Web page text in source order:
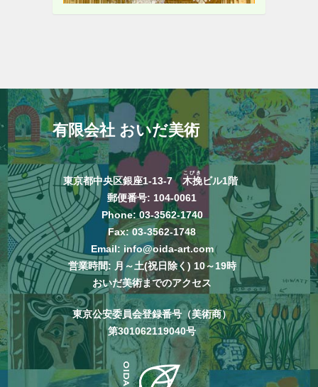
有限会社 おいだ美術
東京都中央区銀座1-13-7木挽
こびき
ビル1階
郵便番号: 104-0061
Phone: 03-3562-1740
Fax: 03-3562-1748
Email: info@oida-art.com
営業時間: 月～土(祝日除く) 10～19時
おいだ美術までのアクセス
東京公安委員会登録番号（美術商）
第301062119040号